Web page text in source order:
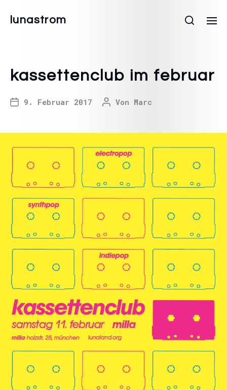
lunastrom
kassettenclub im februar
9. Februar 2017 Von Marc